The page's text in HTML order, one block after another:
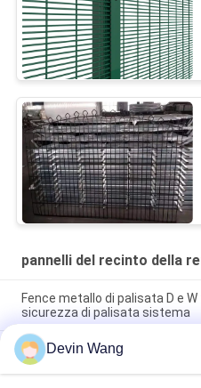
pannelli del recinto della
Fence metallo di palisata D e
sicurezza di palisata sistema
Accessori per recinzioni di
telecomunicazioni con
Devin Wang